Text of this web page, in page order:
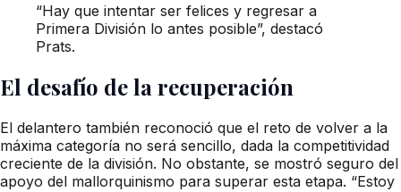
“Hay que intentar ser felices y regresar a
Primera División lo antes posible”, destacó
Prats.
El desafío de la recuperación
El delantero también reconoció que el reto de volver a la
máxima categoría no será sencillo, dada la competitividad
creciente de la división. No obstante, se mostró seguro del
apoyo del mallorquinismo para superar esta etapa. “Estoy